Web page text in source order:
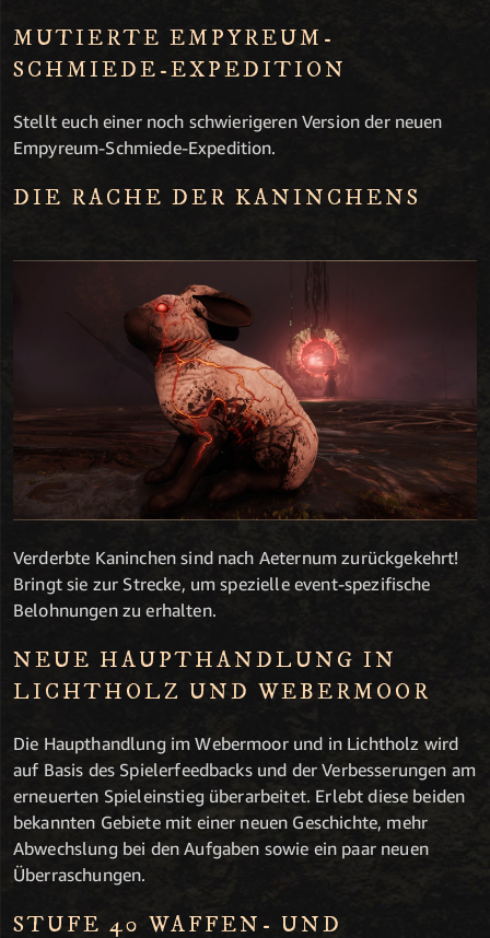
MUTIERTE EMPYREUM-
SCHMIEDE-EXPEDITION
Stellt euch einer noch schwierigeren Version der neuen
Empyreum-Schmiede-Expedition.
DIE RACHE DER KANINCHENS
Verderbte Kaninchen sind nach Aeternum zurückgekehrt!
Bringt sie zur Strecke, um spezielle event-spezifische
Belohnungen zu erhalten.
NEUE HAUPTHANDLUNG IN
LICHTHOLZ UND WEBERMOOR
Die Haupthandlung im Webermoor und in Lichtholz wird
auf Basis des Spielerfeedbacks und der Verbesserungen am
erneuerten Spieleinstieg überarbeitet. Erlebt diese beiden
bekannten Gebiete mit einer neuen Geschichte, mehr
Abwechslung bei den Aufgaben sowie ein paar neuen
Überraschungen.
STUFE 40 WAFFEN- UND